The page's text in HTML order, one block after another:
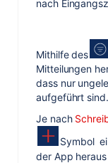
nach
Mithilfe des
Mitteilungen
dass nur
aufgeführt sind.
Je nach
Symbol
der App